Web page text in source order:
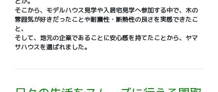
そこから、モデルハウス見学や入居宅見学へ参加する中で、木の
雰囲気が好きだったことや耐震性・断熱性の良さを実感できたこ
と、
そして、地元の企業であることに安心感を持てたことから、ヤマ
サハウスを選ばれました。